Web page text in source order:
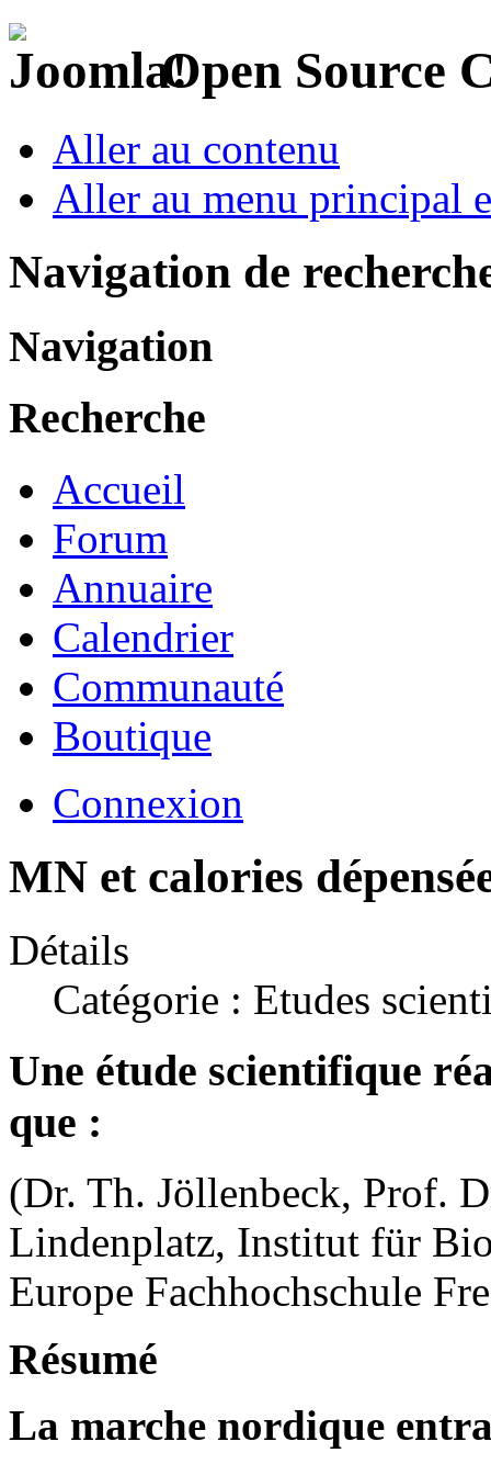
Open Source
Aller au contenu
Aller au menu principal
Navigation de
Navigation
Recherche
Accueil
Forum
Annuaire
Calendrier
Communauté
Boutique
Connexion
MN et calories
Détails
Catégorie : Etudes
Une étude scientifique
que :
(Dr. Th. Jöllenbeck, Prof.
Lindenplatz, Institut für
Europe Fachhochschule
Résumé
La marche nordique